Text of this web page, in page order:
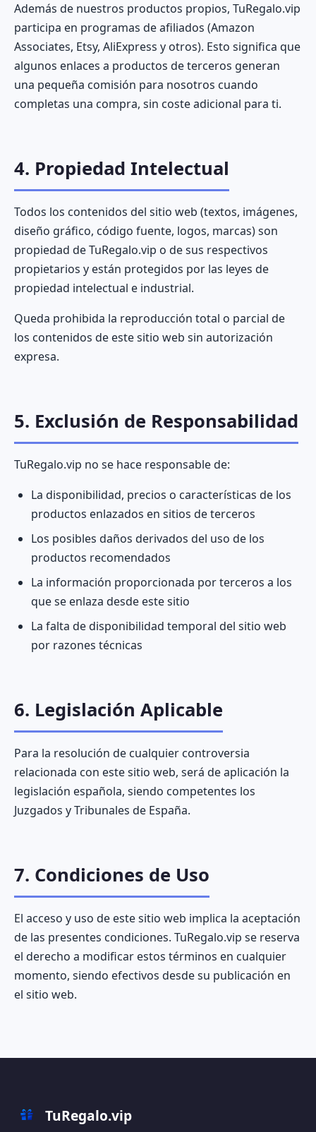
Además de nuestros productos propios, TuRegalo.vip
participa en programas de afiliados (Amazon
Associates, Etsy, AliExpress y otros). Esto significa que
algunos enlaces a productos de terceros generan
una pequeña comisión para nosotros cuando
completas una compra, sin coste adicional para ti.
4. Propiedad Intelectual
Todos los contenidos del sitio web (textos, imágenes,
diseño gráfico, código fuente, logos, marcas) son
propiedad de TuRegalo.vip o de sus respectivos
propietarios y están protegidos por las leyes de
propiedad intelectual e industrial.
Queda prohibida la reproducción total o parcial de
los contenidos de este sitio web sin autorización
expresa.
5. Exclusión de Responsabilidad
TuRegalo.vip no se hace responsable de:
La disponibilidad, precios o características de los
productos enlazados en sitios de terceros
Los posibles daños derivados del uso de los
productos recomendados
La información proporcionada por terceros a los
que se enlaza desde este sitio
La falta de disponibilidad temporal del sitio web
por razones técnicas
6. Legislación Aplicable
Para la resolución de cualquier controversia
relacionada con este sitio web, será de aplicación la
legislación española, siendo competentes los
Juzgados y Tribunales de España.
7. Condiciones de Uso
El acceso y uso de este sitio web implica la aceptación
de las presentes condiciones. TuRegalo.vip se reserva
el derecho a modificar estos términos en cualquier
momento, siendo efectivos desde su publicación en
el sitio web.
TuRegalo.vip